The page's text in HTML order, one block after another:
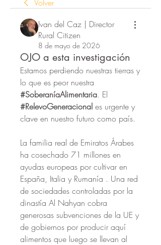
Volver
Ivan del Caz | Director
Rural Citizen
8 de mayo de 2026
OJO a esta investigación
Estamos perdiendo nuestras tierras y
#SoberaníaAlimentaria
#RelevoGeneracional es urgente y
clave en nuestro futuro como país.
La familia real de Emiratos Árabes
ha cosechado 71 millones en
ayudas europeas por cultivar en
España, Italia y Rumanía . Una red
de sociedades controladas por la
dinastía Al Nahyan cobra
generosas subvenciones de la UE y
de gobiernos por producir aquí
alimentos que luego se llevan al